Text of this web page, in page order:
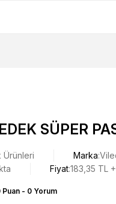
SÜPER
Ürünleri Marka
Fiyat183,35 TL
Puan - 0 Yorum